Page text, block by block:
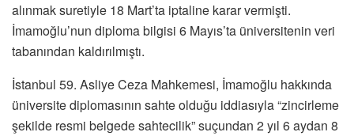
alınmak suretiyle 18 Mart’ta iptaline karar vermişti.
İmamoğlu’nun diploma bilgisi 6 Mayıs’ta üniversitenin veri
tabanından kaldırılmıştı.
İstanbul 59. Asliye Ceza Mahkemesi, İmamoğlu hakkında
üniversite diplomasının sahte olduğu iddiasıyla “zincirleme
şekilde resmi belgede sahtecilik” suçundan 2 yıl 6 aydan 8